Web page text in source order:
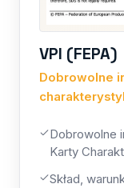
VPI (FEPA)
Dobrowolne
Dobrowolne
Karty
Skład,